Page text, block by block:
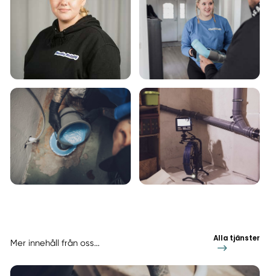
Mer innehåll från oss... Alla tjänster